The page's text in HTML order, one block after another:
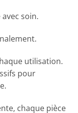
soin.
utilisation.
pour
chaque pièce